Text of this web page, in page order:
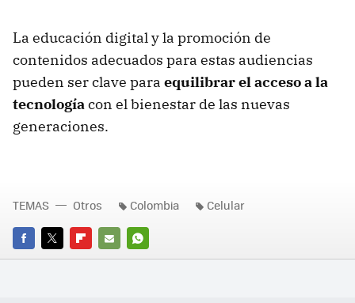
La educación digital y la promoción de
contenidos adecuados para estas audiencias
pueden ser clave para equilibrar el acceso a la
tecnologíacon el bienestar de las nuevas
generaciones.
FACEBOOK
TWITTERFLIPBOARD
E-
WHATSAPP
TEMAS Otros Colombia Celular